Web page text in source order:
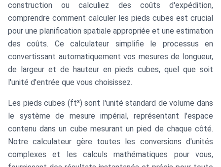
construction ou calculiez des coûts d'expédition,
comprendre comment calculer les pieds cubes est crucial
pour une planification spatiale appropriée et une estimation
des coûts. Ce calculateur simplifie le processus en
convertissant automatiquement vos mesures de longueur,
de largeur et de hauteur en pieds cubes, quel que soit
l'unité d'entrée que vous choisissez.
Les pieds cubes (ft³) sont l'unité standard de volume dans
le système de mesure impérial, représentant l'espace
contenu dans un cube mesurant un pied de chaque côté.
Notre calculateur gère toutes les conversions d'unités
complexes et les calculs mathématiques pour vous,